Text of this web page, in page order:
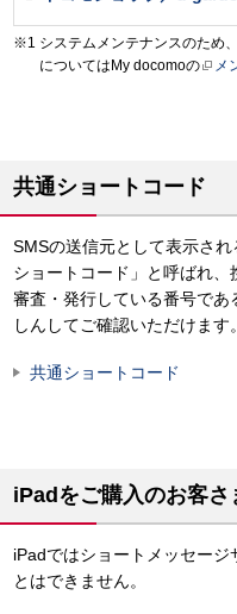
システムメンテナンスのため
についてはMy docomoの
メ
共通ショートコード
SMSの送信元として表示さ
ショートコード」と呼ばれ
審査・発行している番号で
しんしてご確認いただけます。
共通ショートコード
iPadをご購入のお客さ
iPadではショートメッセージ
とはできません。